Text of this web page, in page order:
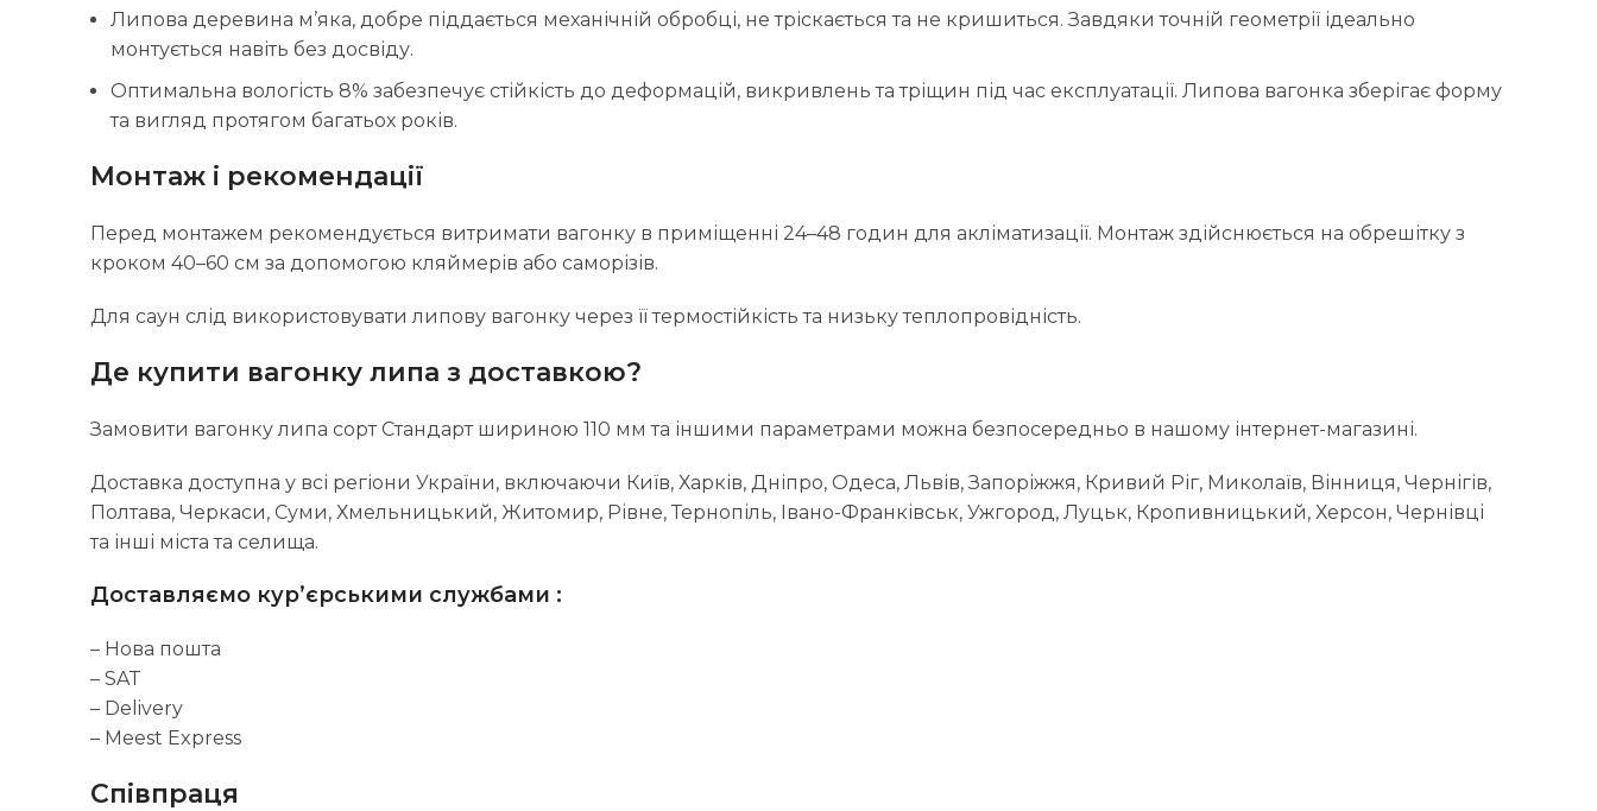
Липова деревина м’яка, добре піддається механічній обробці, не тріскається та не кришиться. Завдяки точній геометрії ідеально
монтується навіть без досвіду.
Оптимальна вологість 8% забезпечує стійкість до деформацій, викривлень та тріщин під час експлуатації. Липова вагонка зберігає форму
та вигляд протягом багатьох років.
Монтаж і рекомендації
Перед монтажем рекомендується витримати вагонку в приміщенні 24–48 годин для акліматизації. Монтаж здійснюється на обрешітку з
кроком 40–60 см за допомогою кляймерів або саморізів.
Для саун слід використовувати липову вагонку через її термостійкість та низьку теплопровідність.
Де купити вагонку липа з доставкою?
Замовити вагонку липа сорт Стандарт шириною 110 мм та іншими параметрами можна безпосередньо в нашому інтернет-магазині.
Доставка доступна у всі регіони України, включаючи Київ, Харків, Дніпро, Одеса, Львів, Запоріжжя, Кривий Ріг, Миколаїв, Вінниця, Чернігів,
Полтава, Черкаси, Суми, Хмельницький, Житомир, Рівне, Тернопіль, Івано-Франківськ, Ужгород, Луцьк, Кропивницький, Херсон, Чернівці
та інші міста та селища.
Доставляємо кур’єрськими службами :
– Нова пошта
– SAT
– Delivery
– Meest Express
Співпраця